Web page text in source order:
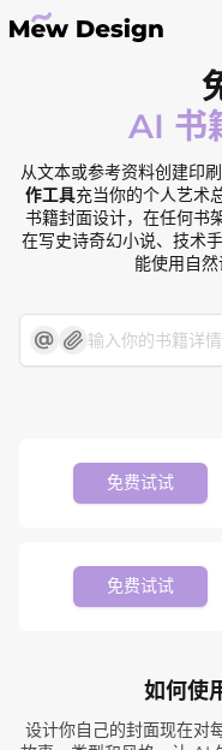
AI 书
从文本或参考资料创建印
作工具充当你的个人艺术
书籍封面设计，在任何书
在写史诗奇幻小说、技术
能使用自然
免费试试
免费试试
如何使
设计你自己的封面现在对